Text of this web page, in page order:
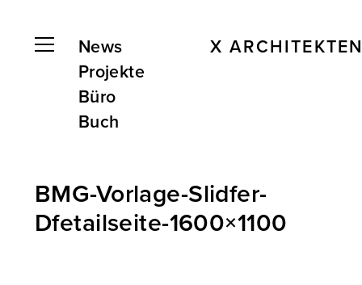
News
Projekte
Büro
Buch
X
BMG-Vorlage-Slidfer-
Dfetailseite-1600×1100